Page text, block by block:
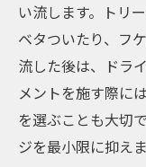
い流します。トリ
ベタついたり、フ
流した後は、ドラ
メントを施す際に
を選ぶことも大切
ジを最小限に抑えま